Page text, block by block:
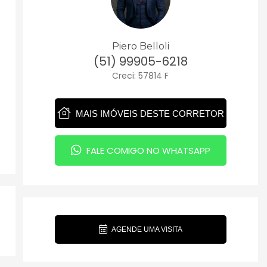
Piero Belloli
(51) 99905-6218
Creci: 57814 F
MAIS IMÓVEIS DESTE CORRETOR
FALE COMIGO NO WHATSAPP
AGENDE UMA VISITA